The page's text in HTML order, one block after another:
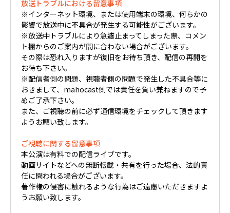
放送トラブルにおける留意事項
※インターネット環境、または使用端末の環境、何らかの
影響で放送中に不具合が発生する可能性がございます。
※放送中トラブルにより急遽止まってしまった際、コメン
ト欄からのご案内が間に合わない場合がございます。
その際は恐れ入りますが復旧をお待ち頂き、配信の再開を
お待ち下さい。
※配信者側の問題、視聴者側の問題で発生した不具合等に
おきまして、mahocast側では責任を負い兼ねますので予
めご了承下さい。
また、ご視聴の前に必ず通信環境をチェックして頂きます
ようお願い致します。
ご視聴に関する留意事項
本公演は有料での配信ライブです。
動画サイトなどへの無断転載・共有を行った場合、法的責
任に問われる場合がございます。
著作権の侵害に触れるような行為はご遠慮いただきますよ
うお願い致します。